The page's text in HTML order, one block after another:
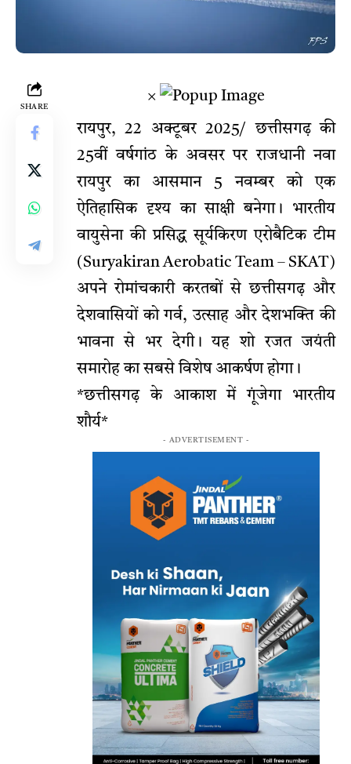
SHARE
×
रायपुर, 22 अक्टूबर 2025/ छत्तीसगढ़ की
25वीं वर्षगांठ के अवसर पर राजधानी नवा
रायपुर का आसमान 5 नवम्बर को एक
ऐतिहासिक दृश्य का साक्षी बनेगा। भारतीय
वायुसेना की प्रसिद्ध सूर्यकिरण एरोबैटिक टीम
(Suryakiran Aerobatic Team – SKAT)
अपने रोमांचकारी करतबों से छत्तीसगढ़ और
देशवासियों को गर्व, उत्साह और देशभक्ति की
भावना से भर देगी। यह शो रजत जयंती
समारोह का सबसे विशेष आकर्षण होगा।
*छत्तीसगढ़ के आकाश में गूंजेगा भारतीय
शौर्य*
- ADVERTISEMENT -